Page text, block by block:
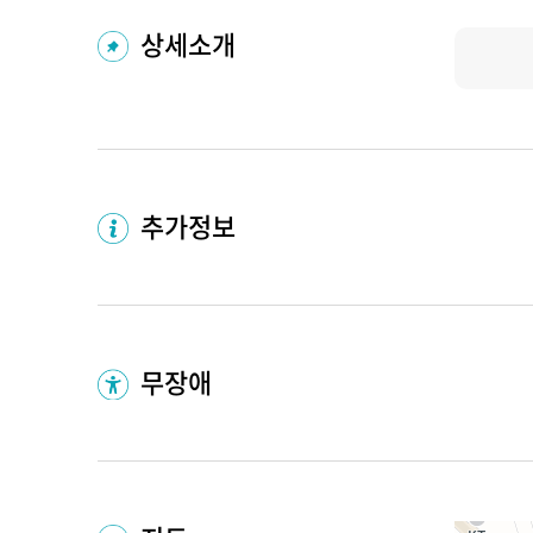
상세소개
추가정보
무장애